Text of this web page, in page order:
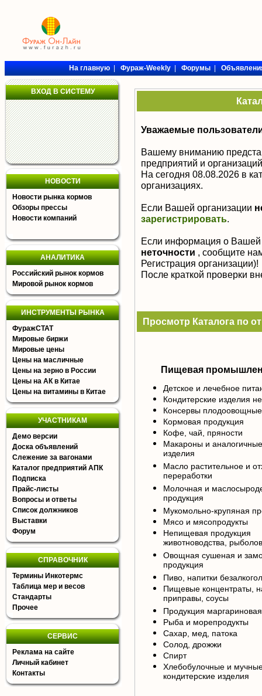
На главную|Фураж-Weekly|Форумы|
ВХОД В СИСТЕМУ
НОВОСТИ
Новости рынка кормов
Обзоры прессы
Новости компаний
АНАЛИТИКА
Российский рынок кормов
Мировой рынок кормов
ИНСТРУМЕНТЫ РЫНКА
ФуражСТАТ
Мировые биржи
Мировые цены
Цены на масличные
Цены на зерно в России
Цены на АК в Китае
Цены на витамины в Китае
УЧАСТНИКАМ
Демо версии
Доска объявлений
Слежение за вагонами
Каталог предприятий АПК
Подписка
Прайс-листы
Вопросы и ответы
Список должников
Выставки
Форум
СПРАВОЧНИК
Термины Инкотермс
Таблица мер и весов
Стандарты
Прочее
СЕРВИС
Реклама на сайте
Личный кабинет
Контакты
Уважаемые
Вашему вниманию
предприятий и
На сегодня 08.08.2026 в
организациях.
Если Вашей организации
зарегистрировать.
Если информация о Вашей
неточности , сообщите
Регистрация организации)!
После краткой проверки
Просмотр Каталога по
Пищевая
Детское и лечебное
Кондитерские изделия
Консервы
Кормовая продукция
Кофе, чай, пряности
Макароны и
изделия
Масло растительное и
переработки
Молочная и
продукция
Мукомольно-крупяная
Мясо и мясопродукты
Непищевая продукция
животноводства,
Овощная сушеная и
продукция
Пиво, напитки
Пищевые концентраты,
приправы, соусы
Продукция
Рыба и морепродукты
Сахар, мед, патока
Солод, дрожжи
Спирт
Хлебобулочные и
кондитерские изделия